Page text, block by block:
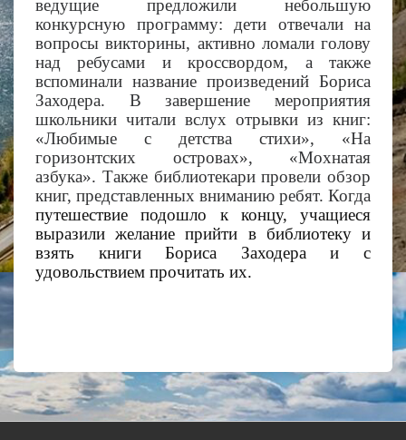
ведущие предложили небольшую
конкурсную программу: дети отвечали на
вопросы викторины, активно ломали голову
над ребусами и кроссвордом, а также
вспоминали название произведений Бориса
Заходера. В завершение мероприятия
школьники читали вслух отрывки из книг:
«Любимые с детства стихи», «На
горизонтских островах», «Мохнатая
азбука». Также библиотекари провели обзор
книг, представленных вниманию ребят. Когда
путешествие подошло к концу, учащиеся
выразили желание прийти в библиотеку и
взять книги Бориса Заходера и с
удовольствием прочитать их.